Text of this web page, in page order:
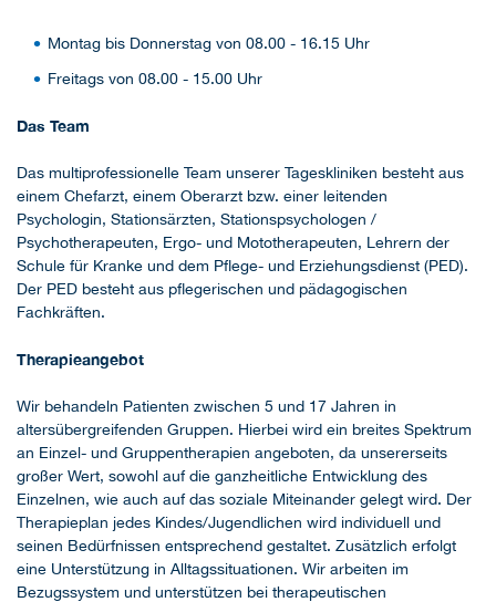
Montag bis Donnerstag von 08.00 - 16.15 Uhr
Freitags von 08.00 - 15.00 Uhr
Das Team
Das multiprofessionelle Team unserer Tageskliniken besteht aus
einem Chefarzt, einem Oberarzt bzw. einer leitenden
Psychologin, Stationsärzten, Stationspsychologen /
Psychotherapeuten, Ergo- und Mototherapeuten, Lehrern der
Schule für Kranke und dem Pflege- und Erziehungsdienst (PED).
Der PED besteht aus pflegerischen und pädagogischen
Fachkräften.
Therapieangebot
Wir behandeln Patienten zwischen 5 und 17 Jahren in
altersübergreifenden Gruppen. Hierbei wird ein breites Spektrum
an Einzel- und Gruppentherapien angeboten, da unsererseits
großer Wert, sowohl auf die ganzheitliche Entwicklung des
Einzelnen, wie auch auf das soziale Miteinander gelegt wird. Der
Therapieplan jedes Kindes/Jugendlichen wird individuell und
seinen Bedürfnissen entsprechend gestaltet. Zusätzlich erfolgt
eine Unterstützung in Alltagssituationen. Wir arbeiten im
Bezugssystem und unterstützen bei therapeutischen